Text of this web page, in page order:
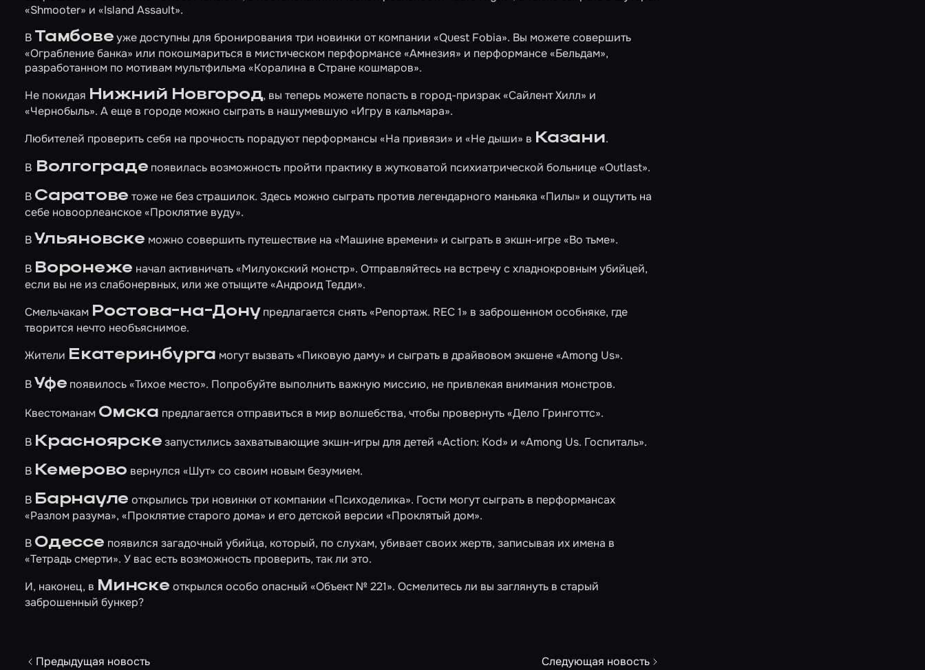
«Shmooter» и «Island Assault».
В Тамбовеуже доступны для бронирования три новинки от компании «Quest Fobia». Вы можете совершить
«Ограбление банка» или покошмариться в мистическом перформансе«Амнезия» и перформансе«Бельдам»,
разработанном по мотивам мультфильма «Коралина в Стране кошмаров».
Не покидая Нижний Новгород, вы теперь можете попасть в город-призрак«Сайлент Хилл» и
«Чернобыль». А еще в городе можно сыграть в нашумевшую «Игру в кальмара».
Любителей проверить себя на прочность порадуют перформансы «На привязи» и «Не дыши» в Казани.
В Волгограде появилась возможность пройти практику в жутковатой психиатрической больнице«Outlast».
В Саратове тоже не без страшилок. Здесь можно сыграть против легендарного маньяка«Пилы» и ощутить на
себе новоорлеанское«Проклятие вуду».
ВУльяновске можно совершить путешествие на «Машине времени» и сыграть в экшн-игре«Во тьме».
В Воронеже начал активничать«Милуокский монстр». Отправляйтесь на встречу с хладнокровным убийцей,
если вы не из слабонервных, или же отыщите«Андроид Тедди».
Смельчакам Ростова-на-Донупредлагается снять«Репортаж. REC 1» в заброшенном особняке, где
творится нечто необъяснимое.
Жители Екатеринбурга могут вызвать«Пиковую даму» и сыграть в драйвовом экшене«Among Us».
ВУфе появилось«Тихое место». Попробуйте выполнить важную миссию, не привлекая внимания монстров.
Квестоманам Омска предлагается отправиться в мир волшебства, чтобы провернуть«Дело Гринготтс».
В Красноярскезапустились захватывающие экшн-игры для детей«Action: Kod» и«Among Us. Госпиталь».
В Кемерово вернулся«Шут» со своим новым безумием.
В Барнауле открылись три новинки от компании «Психоделика». Гости могут сыграть в перформансах
«Разлом разума», «Проклятие старого дома» и его детской версии «Проклятый дом».
В Одессе появился загадочный убийца, который, по слухам, убивает своих жертв, записывая их имена в
«Тетрадь смерти». У вас есть возможность проверить, так ли это.
И, наконец, в Минске открылся особо опасный «Объект № 221». Осмелитесь ли вы заглянуть в старый
заброшенный бункер?
Предыдущая новость Следующая новость